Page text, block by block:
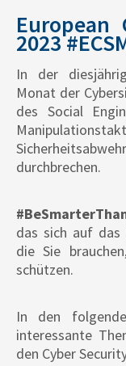
European
2023
In der
Monat der
des Social
durchbrechen.
das sich auf das
die Sie
schützen.
In den
interessante
den Cyber